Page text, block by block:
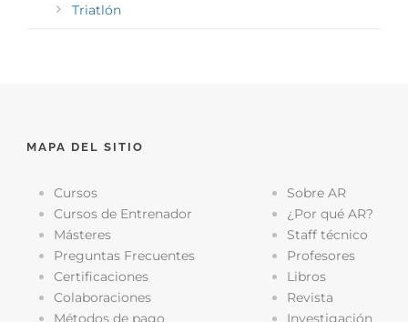
Triatlón
MAPA DEL SITIO
Cursos
Cursos de Entrenador
Másteres
Preguntas Frecuentes
Certificaciones
Colaboraciones
Métodos de pago
Sobre AR
¿Por qué AR?
Staff técnico
Profesores
Libros
Revista
Investigación